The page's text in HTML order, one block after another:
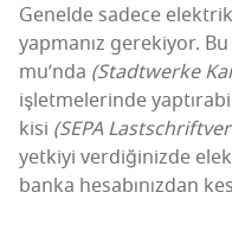
Genel­de sade­ce
yap­ma­nız gere­ki­yor.
mu­’n­da (Stad­t­wer­ke
işlet­me­le­rin­de
ki­si (SEPA
yet­ki­yi ver­di­ği­niz­de
ban­ka hesa­bı­nız­dan